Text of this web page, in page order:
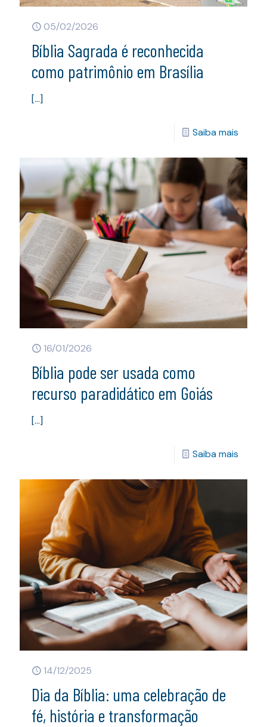
05/02/2026
Bíblia Sagrada é reconhecida
como patrimônio em Brasília
[…]
Saiba mais
16/01/2026
Bíblia pode ser usada como
recurso paradidático em Goiás
[…]
Saiba mais
14/12/2025
Dia da Bíblia: uma celebração de
fé, história e transformação